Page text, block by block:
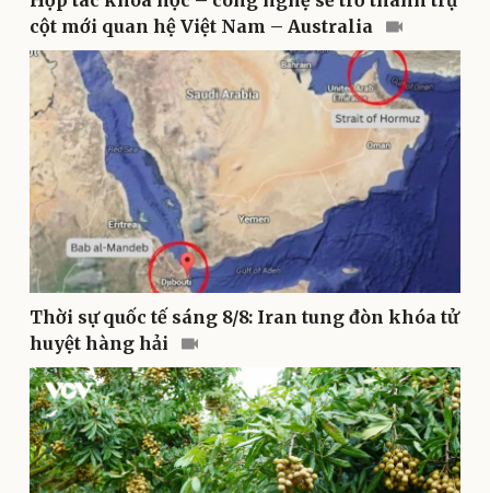
Thể thao
Bóng đá
Lịch thi đấu bóng đá
Thế giới thể thao
eSports
Hậu trường
Ô tô - Xe máy
Xe máy
cột mới quan hệ Việt Nam – Australia
Thời sự quốc tế sáng 8/8: Iran tung đòn khóa tử
huyệt hàng hải